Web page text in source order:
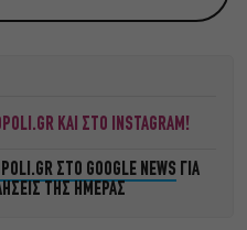
ΚΑΙ ΣΤΟ INSTAGRAM!
ΣΤΟ GOOGLE NEWS ΓΙΑ
ΤΗΣ ΗΜΕΡΑΣ